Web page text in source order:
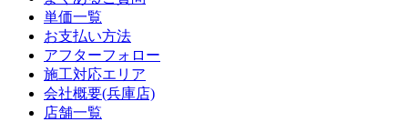
単価一覧
お支払い方法
アフターフォロー
施工対応エリア
会社概要(兵庫店)
店舗一覧